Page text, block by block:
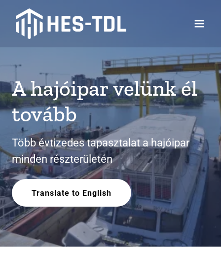
A hajóipar velünk él
tovább
Több évtizedes tapasztalat a hajóipar
minden részterületén
Translate to English